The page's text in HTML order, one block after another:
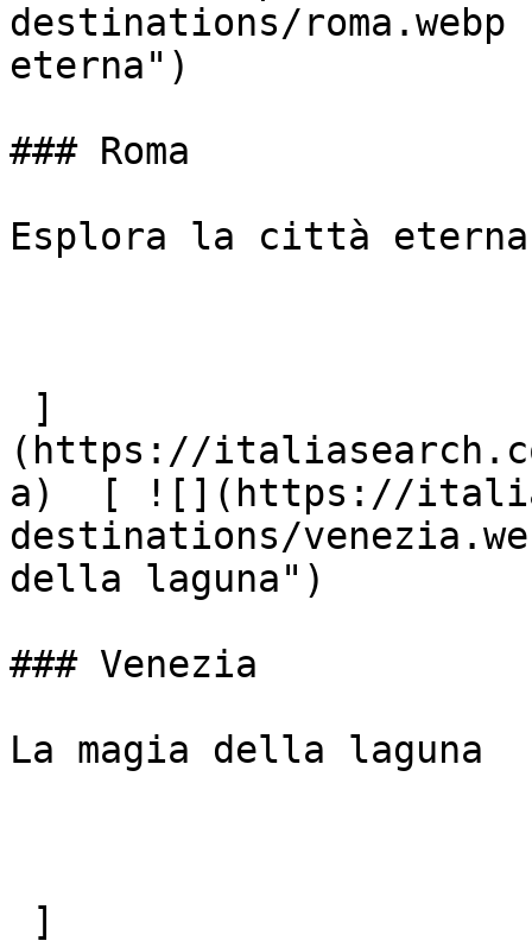
destinations/
eterna")
### Roma
Esplora la città eterna
(https://
a)  [ ![](https://
destinations/
della laguna")
### Venezia
La magia della laguna